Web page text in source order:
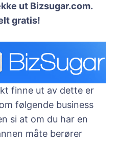
ut Bizsugar.com.
gratis!
finne ut av dette er
følgende business
si at om du har en
måte berører